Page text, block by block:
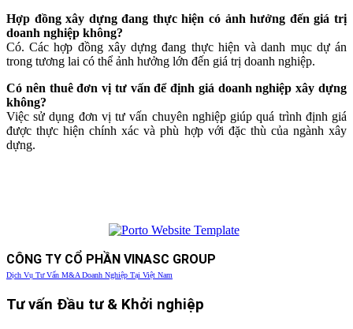
Hợp đồng xây dựng đang thực hiện có ảnh hưởng đến giá trị
doanh nghiệp không?
Có. Các hợp đồng xây dựng đang thực hiện và danh mục dự án
trong tương lai có thể ảnh hưởng lớn đến giá trị doanh nghiệp.
Có nên thuê đơn vị tư vấn để định giá doanh nghiệp xây dựng
không?
Việc sử dụng đơn vị tư vấn chuyên nghiệp giúp quá trình định giá
được thực hiện chính xác và phù hợp với đặc thù của ngành xây
dựng.
CÔNG TY CỔ PHẦN VINASC GROUP
Dịch Vụ Tư Vấn M&A Doanh Nghiệp Tại Việt Nam
Tư vấn Đầu tư & Khởi nghiệp